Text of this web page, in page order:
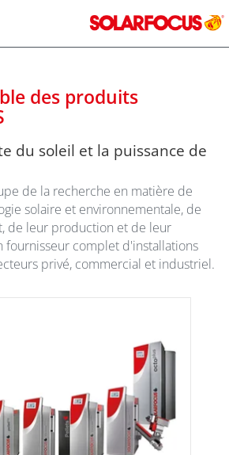
des produits
du soleil et la puissance de
de la recherche en matière de
solaire et environnementale, de
de leur production et de leur
fournisseur complet d'installations
privé, commercial et industriel.